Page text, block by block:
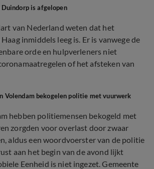
is afgelopen
van Nederland weten dat het
inmiddels leeg is. Er is vanwege de
orde en hulpverleners niet
of het afsteken van
Volendam bekogelen politie met vuurwerk
hebben politiemensen bekogeld met
zorgden voor overlast door zwaar
aldus een woordvoerster van de politie
aan het begin van de avond lijkt
Eenheid is niet ingezet. Gemeente